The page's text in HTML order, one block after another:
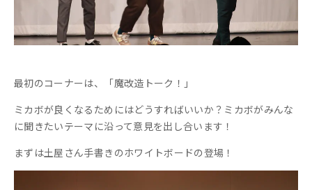
最初のコーナーは、「魔改造トーク！」
ミカボが良くなるためにはどうすればいいか？ミカボがみんな
に聞きたいテーマに沿って意見を出し合います！
まずは土屋さん手書きのホワイトボードの登場！